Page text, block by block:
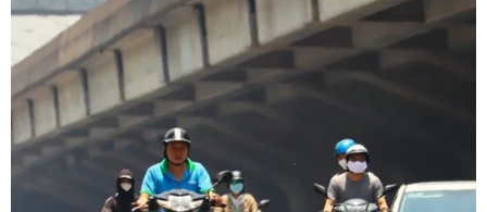
Tôn vinh 19 tập thể, cá nhân là tấm gương